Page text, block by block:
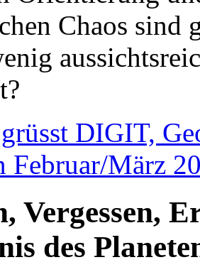
Chaos sind
DIGIT,
Februar/März
Vergessen,
des